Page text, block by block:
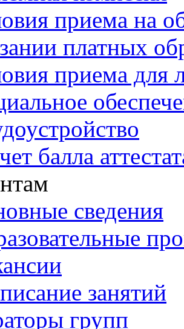
приема на
платных
приема для
балла
сведения
занятий
групп